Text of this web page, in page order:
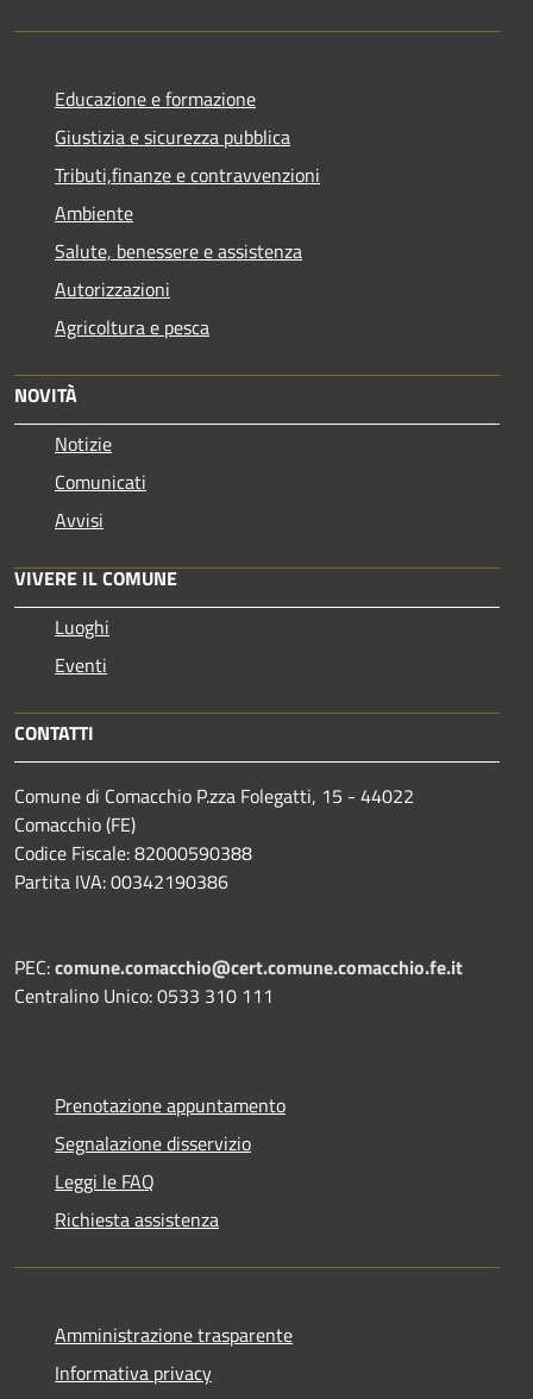
Educazione e formazione
Giustizia e sicurezza pubblica
Tributi,finanze e contravvenzioni
Ambiente
Salute, benessere e assistenza
Autorizzazioni
Agricoltura e pesca
NOVITÀ
Notizie
Comunicati
Avvisi
VIVERE IL COMUNE
Luoghi
Eventi
CONTATTI
Comune di Comacchio P.zza Folegatti, 15 - 44022
Comacchio (FE)
Codice Fiscale: 82000590388
Partita IVA: 00342190386
PEC:comune.comacchio@cert.comune.comacchio.fe.it
Centralino Unico: 0533 310 111
Prenotazione appuntamento
Segnalazione disservizio
Leggi le FAQ
Richiesta assistenza
Amministrazione trasparente
Informativa privacy